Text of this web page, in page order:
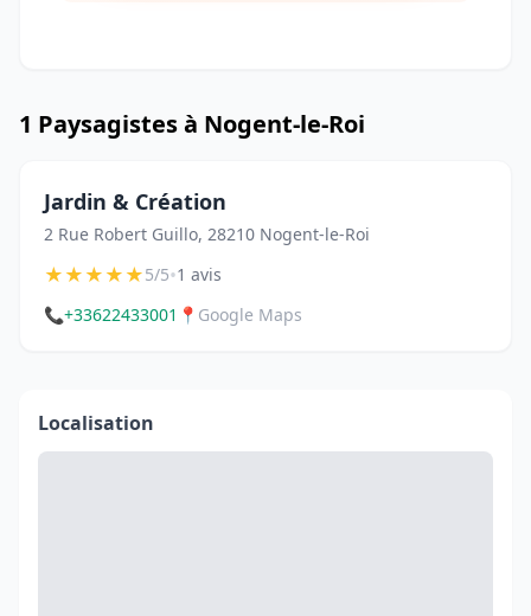
1 Paysagistes à Nogent-le-Roi
Jardin & Création
2 Rue Robert Guillo, 28210 Nogent-le-Roi
★★★★★5/5•1 avis
📞+33622433001 📍 Google Maps
Localisation